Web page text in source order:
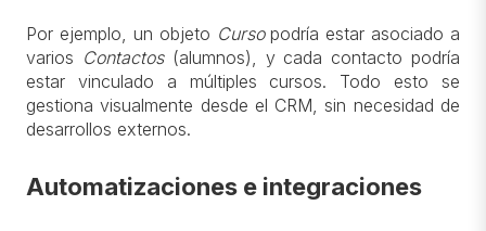
Por ejemplo, un objeto Cursopodría estar asociado a
varios Contactos(alumnos), y cada contacto podría
estar vinculado a múltiples cursos. Todo esto se
gestiona visualmente desde el CRM, sin necesidad de
desarrollos externos.
Automatizaciones e integraciones